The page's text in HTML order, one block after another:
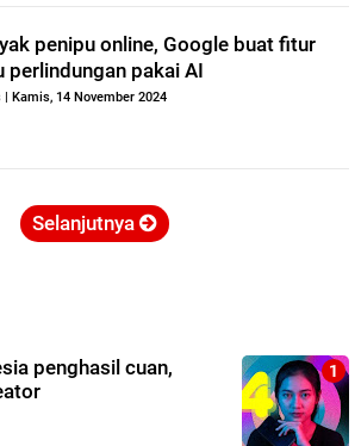
penipu online, Google buat fitur
perlindungan pakai AI
| Kamis, 14 November 2024
Selanjutnya
penghasil cuan,